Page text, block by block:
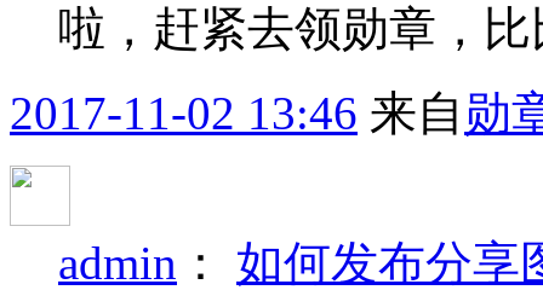
啦，赶紧去领勋章，
2017-11-02 13:46 来自 勋
admin ： 如何发布分享